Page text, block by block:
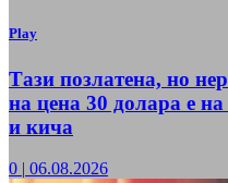
Play
Тази позлатена, но
на цена 30 долара е
и кича
0 | 06.08.2026